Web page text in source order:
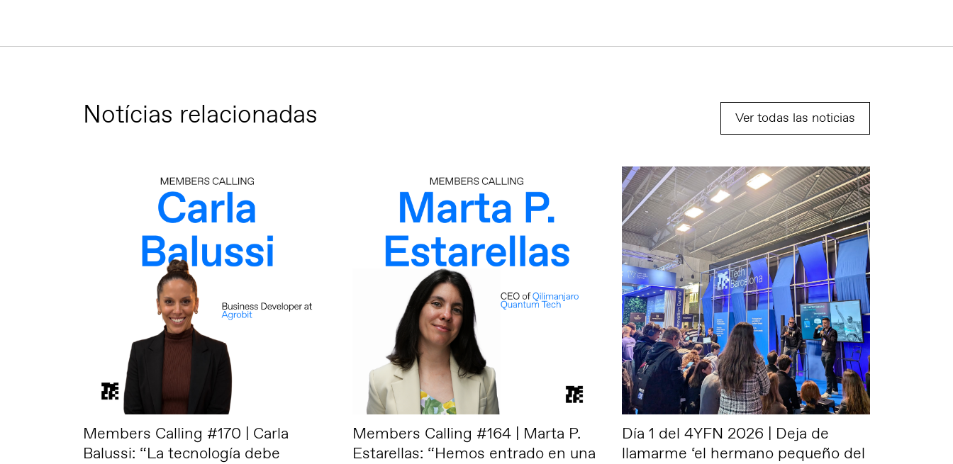
Notícias relacionadas Ver todas las noticias
Members Calling #170 | Carla
Balussi: “La tecnología debe
Members Calling #164 | Marta P.
Estarellas: “Hemos entrado en una
Día 1 del 4YFN 2026 | Deja de
llamarme ‘el hermano pequeño del